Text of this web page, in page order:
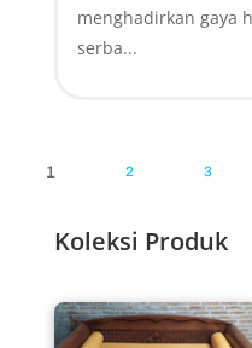
menghadirkan gaya
serba...
1 2 3
Koleksi Produk